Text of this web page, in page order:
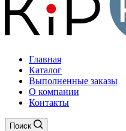
Главная
Каталог
Выполненные заказы
О компании
Контакты
Поиск